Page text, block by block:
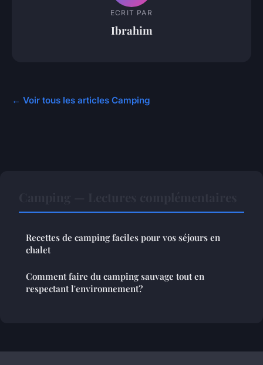
ECRIT PAR
Ibrahim
← Voir tous les articles Camping
Recettes de camping faciles pour vos séjours en
chalet
Comment faire du camping sauvage tout en
respectant l'environnement?